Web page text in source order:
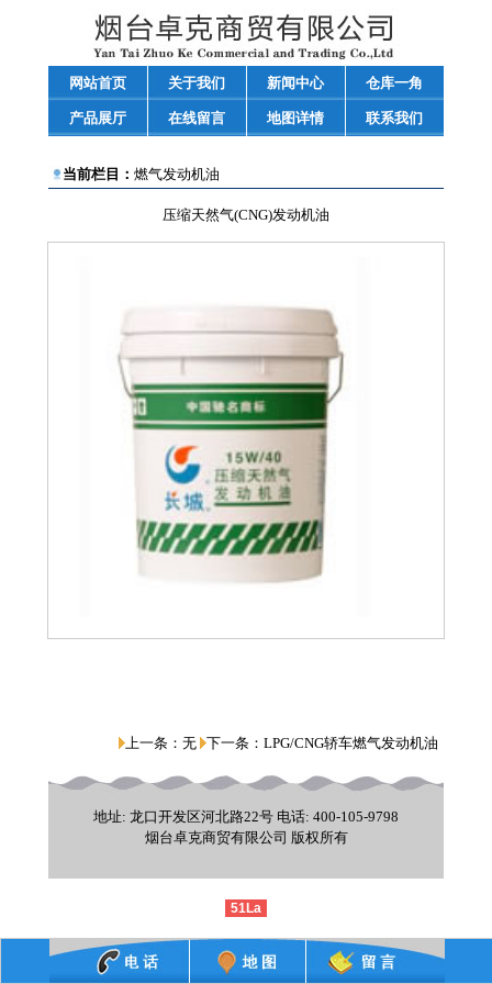
网站首页 关于我们 新闻中心 仓库一角
产品展厅 在线留言 地图详情 联系我们
当前栏目： 燃气发动机油
压缩天然气(CNG)发动机油
上一条： 无 下一条： LPG/CNG轿车燃气发动机油
地址: 龙口开发区河北路22号 电话: 400-105-9798
烟台卓克商贸有限公司 版权所有
51La